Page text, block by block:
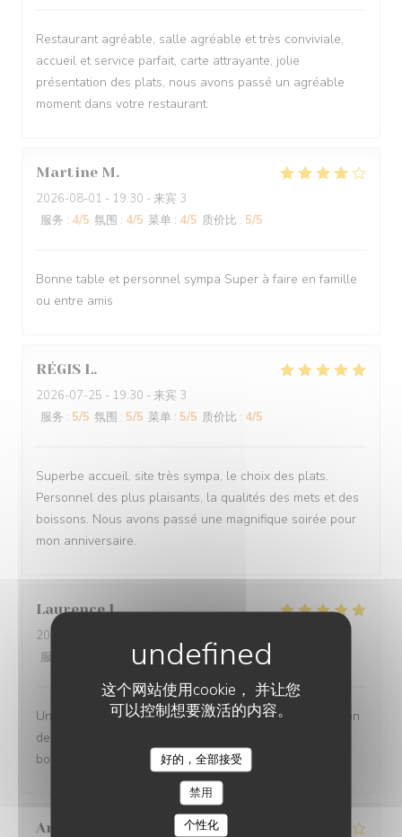
这个网站使用cookie， 并让您
可以控制想要激活的内容。
好的，全部接受
禁用
个性化
Restaurant agréable, salle agréable et très conviviale,
accueil et service parfait, carte attrayante, jolie
présentation des plats, nous avons passé un agréable
moment dans votre restaurant.
Martine M
2026-08-01 - 19:30 - 来宾 3
服务 : 4/5 氛围 : 4/5 菜单 : 4/5 质价比 : 5/5
Bonne table et personnel sympa Super à faire en famille
ou entre amis
RÉGIS L
2026-07-25 - 19:30 - 来宾 3
服务 : 5/5 氛围 : 5/5 菜单 : 5/5 质价比 : 4/5
Superbe accueil, site très sympa, le choix des plats.
Personnel des plus plaisants, la qualités des mets et des
boissons. Nous avons passé une magnifique soirée pour
mon anniversaire.
Laurence L
2026-07-27
服务
/5 菜单: 5 /5 质价比 :5/5
Un moment très agréable en terrasse - Jolie présentation
des plats - portions copieuses - Service au top dans la
bonne humeur.
Anne-Marie
O'CHAROLAIS